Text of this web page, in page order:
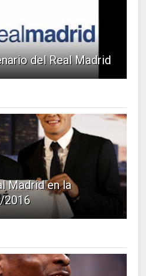
del Real Madrid
Madrid en la
2016